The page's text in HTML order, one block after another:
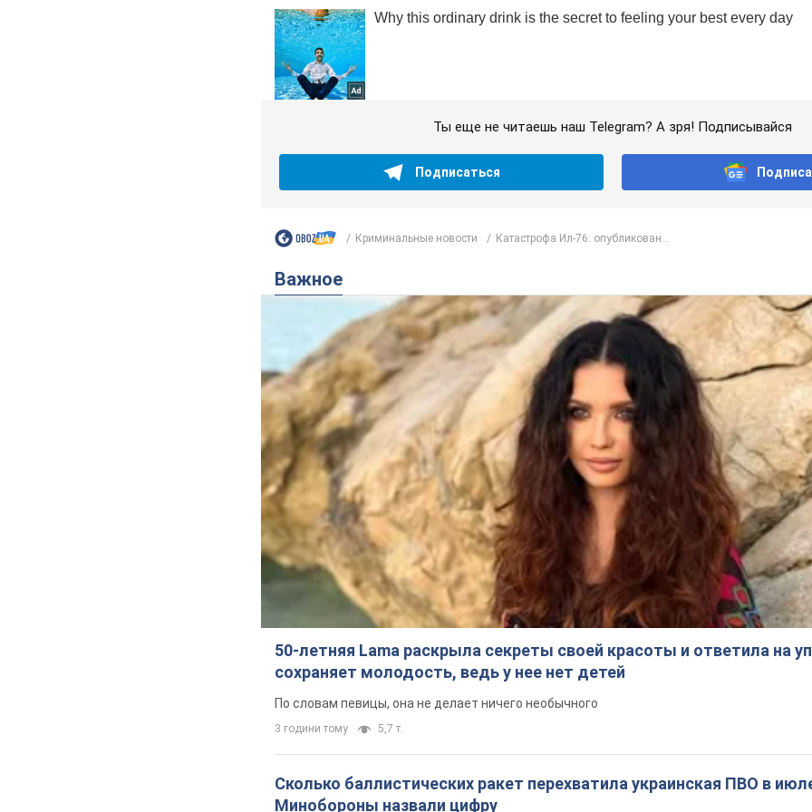
Ты еще не читаешь наш Telegram? А зря! Подписывайся
Подписаться
Криминальные новости Катастрофа Ил-76: опубликован...
Важное
50-летняя Lama раскрыла секреты своей красоты и ответила на
сохраняет молодость, ведь у нее нет детей
По словам певицы, она не делает ничего необычного
3 години тому 5,7 т.
Сколько баллистических ракет перехватила украинская ПВО в
Минобороны назвали цифру